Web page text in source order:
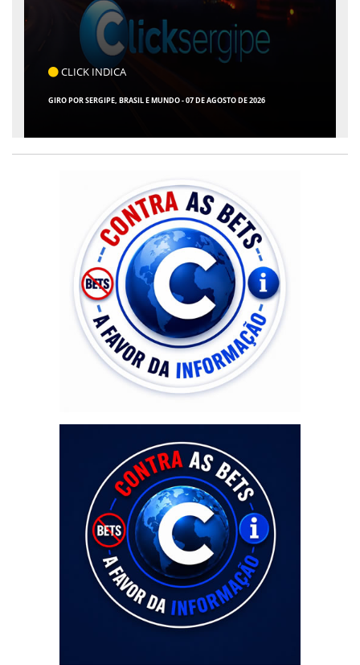
CLICK INDICA
GIRO POR SERGIPE, BRASIL E MUNDO - 07 DE AGOSTO DE 2026